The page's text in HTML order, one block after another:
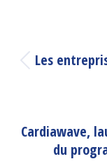
Les
Cardiawave,
du